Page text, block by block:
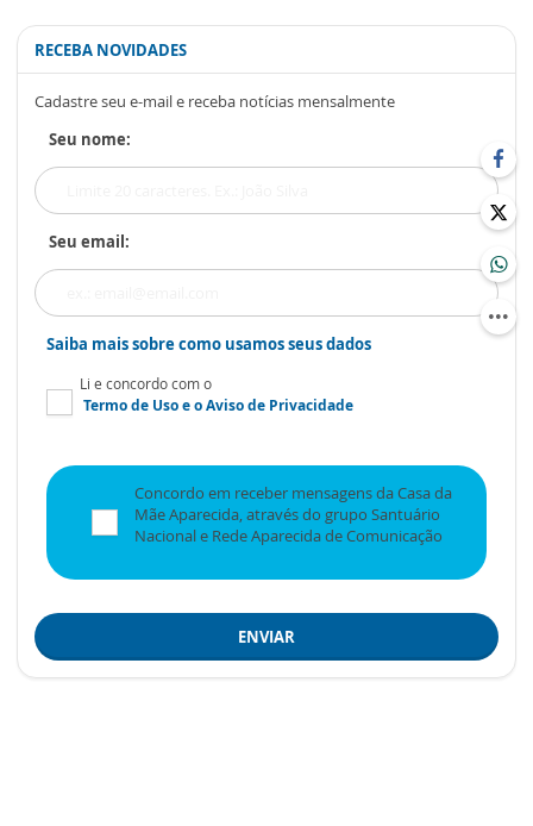
RECEBA NOVIDADES
Cadastre seu e-mail e receba notícias mensalmente
Seu nome:
Seu email:
Saiba mais sobre como usamos seus dados
Li e concordo com o
Termo de Usoe oAviso de Privacidade
Concordo em receber mensagens da Casa da
Mãe Aparecida, através do grupo Santuário
Nacional e Rede Aparecida de Comunicação
ENVIAR